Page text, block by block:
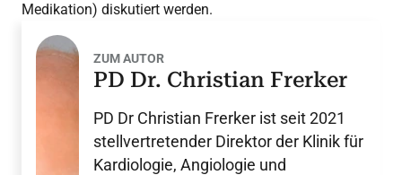
Medikation) diskutiert werden.
ZUM AUTOR
PD Dr. Christian Frerker
PD Dr Christian Frerker ist seit 2021
stellvertretender Direktor der Klinik für
Kardiologie, Angiologie und